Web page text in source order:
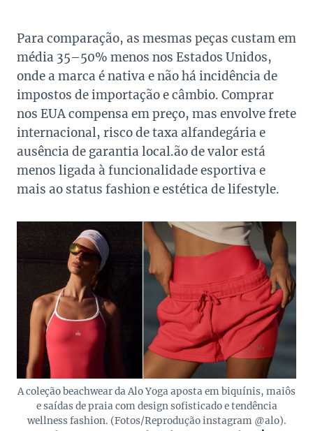
Para comparação, as mesmas peças custam em
média 35–50% menos nos Estados Unidos,
onde a marca é nativa e não há incidência de
impostos de importação e câmbio. Comprar
nos EUA compensa em preço, mas envolve frete
internacional, risco de taxa alfandegária e
ausência de garantia local.ão de valor está
menos ligada à funcionalidade esportiva e
mais ao status fashion e estética de lifestyle.
A coleção beachwear da Alo Yoga aposta em biquínis, maiôs
e saídas de praia com design sofisticado e tendência
wellness fashion. (Fotos/Reprodução instagram @alo).